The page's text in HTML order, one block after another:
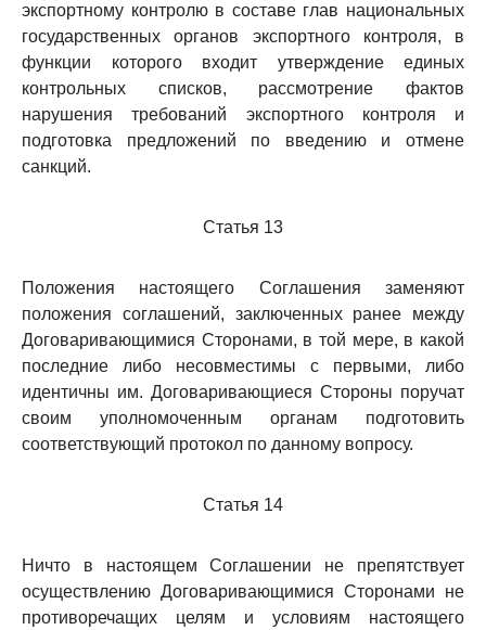
экспортному контролю в составе глав национальных
государственных органов экспортного контроля, в
функции которого входит утверждение единых
контрольных списков, рассмотрение фактов
нарушения требований экспортного контроля и
подготовка предложений по введению и отмене
санкций.
Статья 13
Положения настоящего Соглашения заменяют
положения соглашений, заключенных ранее между
Договаривающимися Сторонами, в той мере, в какой
последние либо несовместимы с первыми, либо
идентичны им. Договаривающиеся Стороны поручат
своим уполномоченным органам подготовить
соответствующий протокол по данному вопросу.
Статья 14
Ничто в настоящем Соглашении не препятствует
осуществлению Договаривающимися Сторонами не
противоречащих целям и условиям настоящего